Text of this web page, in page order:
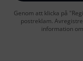
Genom att klicka på
postreklam.
information